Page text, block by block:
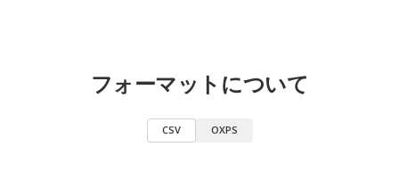
フォーマットについて
CSV OXPS